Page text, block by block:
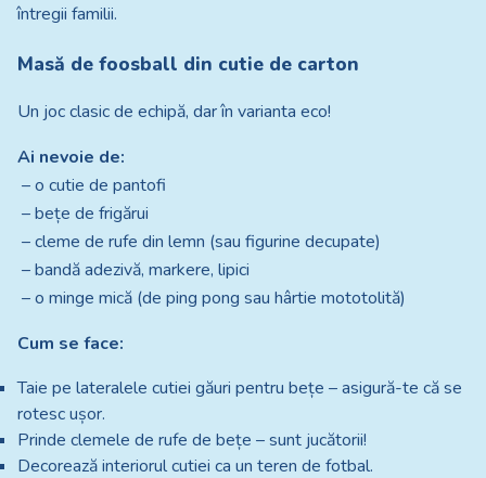
întregii familii.
Masă de foosball din cutie de carton
Un joc clasic de echipă, dar în varianta eco!
Ai nevoie de:
– o cutie de pantofi
– bețe de frigărui
– cleme de rufe din lemn (sau figurine decupate)
– bandă adezivă, markere, lipici
– o minge mică (de ping pong sau hârtie mototolită)
Cum se face:
Taie pe lateralele cutiei găuri pentru bețe – asigură-te că se
rotesc ușor.
Prinde clemele de rufe de bețe – sunt jucătorii!
Decorează interiorul cutiei ca un teren de fotbal.